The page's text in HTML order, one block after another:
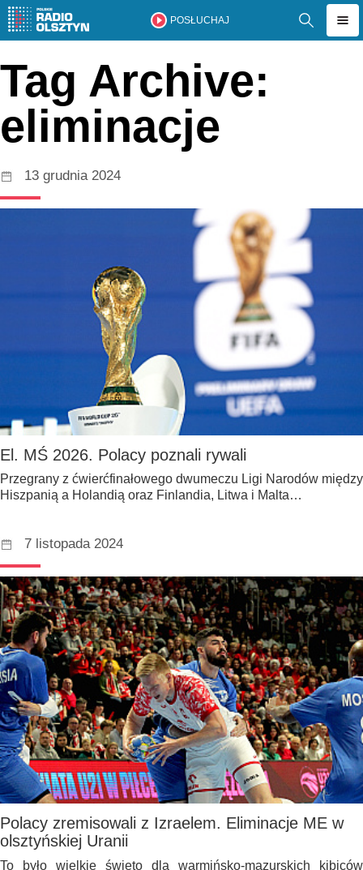
POSŁUCHAJ
Tag Archive:
eliminacje
13 grudnia 2024
El. MŚ 2026. Polacy poznali rywali
Przegrany z ćwierćfinałowego dwumeczu Ligi Narodów między
Hiszpanią a Holandią oraz Finlandia, Litwa i Malta…
7 listopada 2024
Polacy zremisowali z Izraelem. Eliminacje ME w
olsztyńskiej Uranii
To było wielkie święto dla warmińsko-mazurskich kibiców